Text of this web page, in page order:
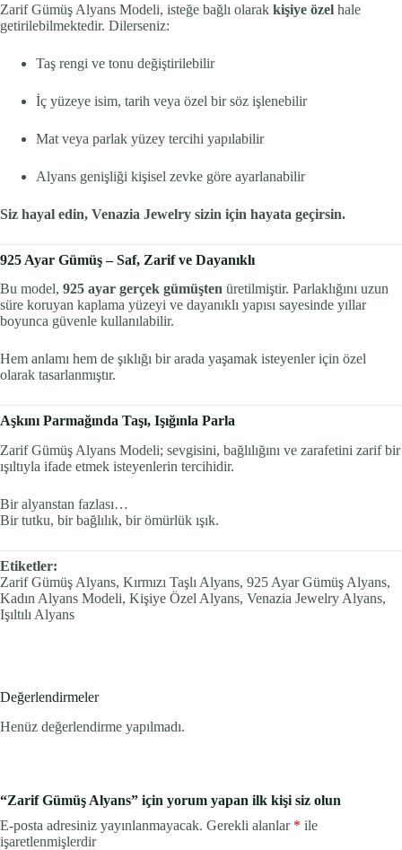
Zarif Gümüş Alyans Modeli, isteğe bağlı olarak kişiye özel hale
getirilebilmektedir. Dilerseniz:
Taş rengi ve tonu değiştirilebilir
İç yüzeye isim, tarih veya özel bir söz işlenebilir
Mat veya parlak yüzey tercihi yapılabilir
Alyans genişliği kişisel zevke göre ayarlanabilir
Siz hayal edin, Venazia Jewelry sizin için hayata geçirsin.
925 Ayar Gümüş – Saf, Zarif ve Dayanıklı
Bu model, 925 ayar gerçek gümüşten üretilmiştir. Parlaklığını uzun
süre koruyan kaplama yüzeyi ve dayanıklı yapısı sayesinde yıllar
boyunca güvenle kullanılabilir.
Hem anlamı hem de şıklığı bir arada yaşamak isteyenler için özel
olarak tasarlanmıştır.
Aşkını Parmağında Taşı, Işığınla Parla
Zarif Gümüş Alyans Modeli; sevgisini, bağlılığını ve zarafetini zarif bir
ışıltıyla ifade etmek isteyenlerin tercihidir.
Bir alyanstan fazlası…
Bir tutku, bir bağlılık, bir ömürlük ışık.
Etiketler:
Zarif Gümüş Alyans, Kırmızı Taşlı Alyans, 925 Ayar Gümüş Alyans,
Kadın Alyans Modeli, Kişiye Özel Alyans, Venazia Jewelry Alyans,
Işıltılı Alyans
Değerlendirmeler
Henüz değerlendirme yapılmadı.
“Zarif Gümüş Alyans” için yorum yapan ilk kişi siz olun
E-posta adresiniz yayınlanmayacak. Gerekli alanlar * ile
işaretlenmişlerdir